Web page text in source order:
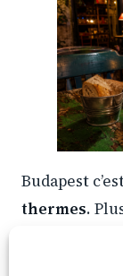
Budapest
thermes.
Ottomans.